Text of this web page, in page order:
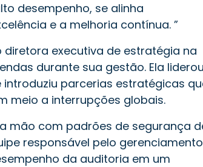
desempenho, se alinha
e a melhoria contínua. ”
diretora executiva de estratégia na
durante sua gestão. Ela liderou
parcerias estratégicas
meio a interrupções globais.
mão com padrões de segurança
responsável pelo gerenciamento
da auditoria em um